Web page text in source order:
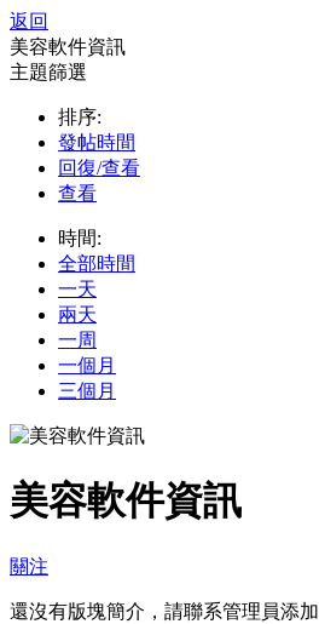
返回
美容軟件資訊
主題篩選
排序:
發帖時間
回復/查看
查看
時間:
全部時間
一天
兩天
一周
一個月
三個月
美容軟件資訊
關注
還沒有版塊簡介，請聯系管理員添加